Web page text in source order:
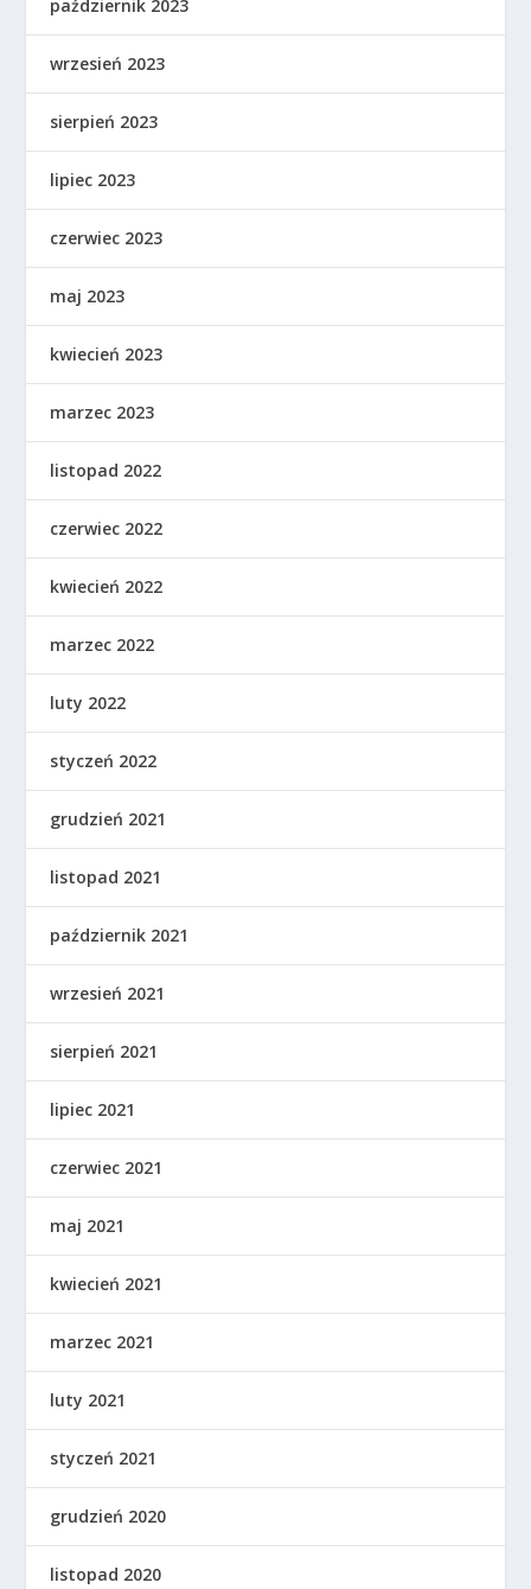
październik 2023
wrzesień 2023
sierpień 2023
lipiec 2023
czerwiec 2023
maj 2023
kwiecień 2023
marzec 2023
listopad 2022
czerwiec 2022
kwiecień 2022
marzec 2022
luty 2022
styczeń 2022
grudzień 2021
listopad 2021
październik 2021
wrzesień 2021
sierpień 2021
lipiec 2021
czerwiec 2021
maj 2021
kwiecień 2021
marzec 2021
luty 2021
styczeń 2021
grudzień 2020
listopad 2020